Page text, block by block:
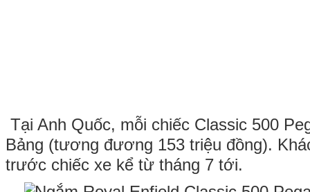
Tại Anh Quốc, mỗi chiếc Classic 500
Bảng (tương đương 153 triệu đồng).
trước chiếc xe kể từ tháng 7 tới.